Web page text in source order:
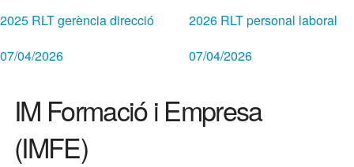
2025 RLT gerència direcció
07/04/2026
2026 RLT personal laboral
07/04/2026
IM Formació i Empresa
(IMFE)